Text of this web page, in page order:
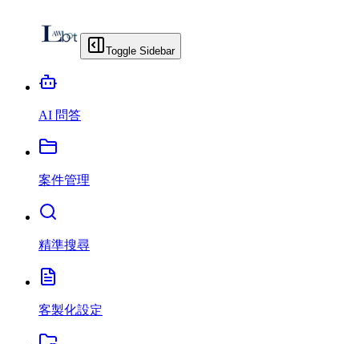
Toggle Sidebar
AI 問答
案件管理
精準搜尋
客製化設定